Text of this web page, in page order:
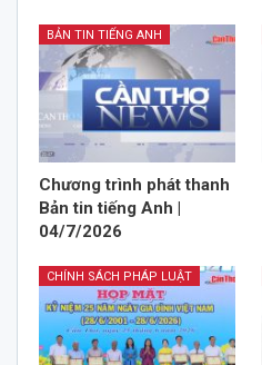
BẢN TIN TIẾNG ANH
Chương trình phát thanh
Bản tin tiếng Anh |
04/7/2026
CHÍNH SÁCH PHÁP LUẬT